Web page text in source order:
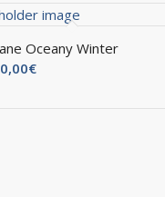
Oceany Winter
€